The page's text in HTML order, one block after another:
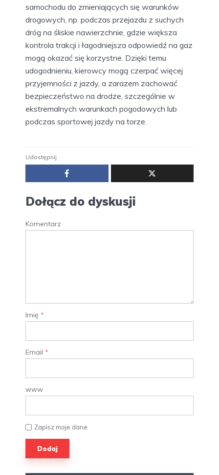
samochodu do zmieniających się warunków
drogowych, np. podczas przejazdu z suchych
dróg na śliskie nawierzchnie, gdzie większa
kontrola trakcji i łagodniejsza odpowiedź na gaz
mogą okazać się korzystne. Dzięki temu
udogodnieniu, kierowcy mogą czerpać więcej
przyjemności z jazdy, a zarazem zachować
bezpieczeństwo na drodze, szczególnie w
ekstremalnych warunkach pogodowych lub
podczas sportowej jazdy na torze.
Udostępnij
Dołącz do dyskusji
Komentarz
Imię *
Email *
www
Zapisz moje dane